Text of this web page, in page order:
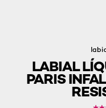
LABIAL
PARIS